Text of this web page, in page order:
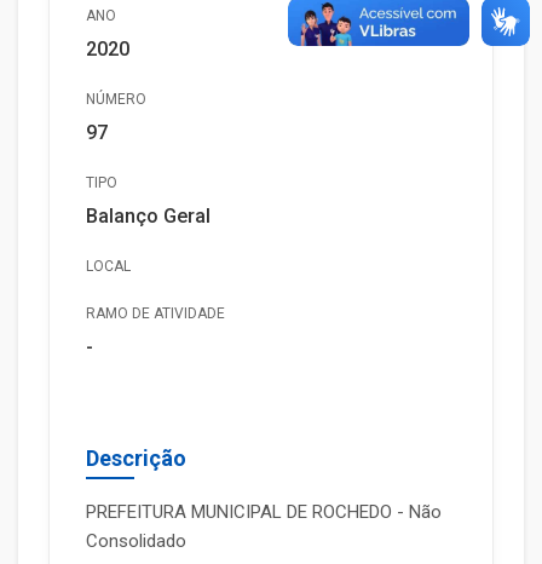
ANO
2020
NÚMERO
97
TIPO
Balanço Geral
LOCAL
RAMO DE ATIVIDADE
-
Descrição
PREFEITURA MUNICIPAL DE ROCHEDO - Não
Consolidado